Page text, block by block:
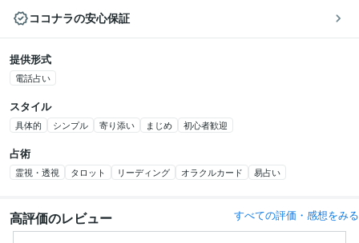
ココナラの安心保証
提供形式
電話占い
スタイル
具体的 シンプル 寄り添い まじめ 初心者歓迎
占術
霊視・透視 タロット リーディング オラクルカード 易占い
高評価のレビュー すべての評価・感想をみる